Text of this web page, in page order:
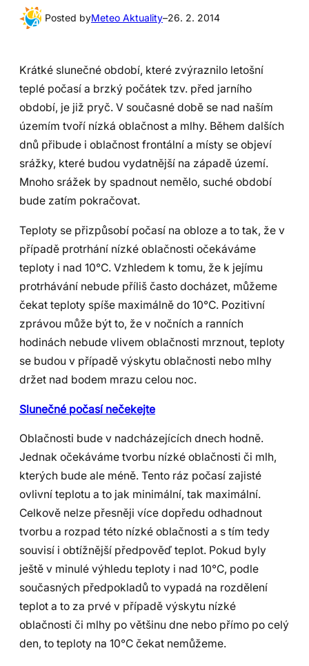
Posted byMeteo Aktuality–26. 2. 2014
Krátké slunečné období, které zvýraznilo letošní
teplé počasí a brzký počátek tzv. před jarního
období, je již pryč. V současné době se nad naším
územím tvoří nízká oblačnost a mlhy. Během dalších
dnů přibude i oblačnost frontální a místy se objeví
srážky, které budou vydatnější na západě území.
Mnoho srážek by spadnout nemělo, suché období
bude zatím pokračovat.
Teploty se přizpůsobí počasí na obloze a to tak, že v
případě protrhání nízké oblačnosti očekáváme
teploty i nad 10°C. Vzhledem k tomu, že k jejímu
protrhávání nebude příliš často docházet, můžeme
čekat teploty spíše maximálně do 10°C. Pozitivní
zprávou může být to, že v nočních a ranních
hodinách nebude vlivem oblačnosti mrznout, teploty
se budou v případě výskytu oblačnosti nebo mlhy
držet nad bodem mrazu celou noc.
Slunečné počasí nečekejte
Oblačnosti bude v nadcházejících dnech hodně.
Jednak očekáváme tvorbu nízké oblačnosti či mlh,
kterých bude ale méně. Tento ráz počasí zajisté
ovlivní teplotu a to jak minimální, tak maximální.
Celkově nelze přesněji více dopředu odhadnout
tvorbu a rozpad této nízké oblačnosti a s tím tedy
souvisí i obtížnější předpověď teplot. Pokud byly
ještě v minulé výhledu teploty i nad 10°C, podle
současných předpokladů to vypadá na rozdělení
teplot a to za prvé v případě výskytu nízké
oblačnosti či mlhy po většinu dne nebo přímo po celý
den, to teploty na 10°C čekat nemůžeme.